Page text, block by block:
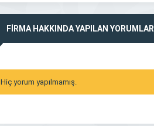
FİRMA HAKKINDA YAPILAN YORUMLAR
Hiç yorum yapılmamış.